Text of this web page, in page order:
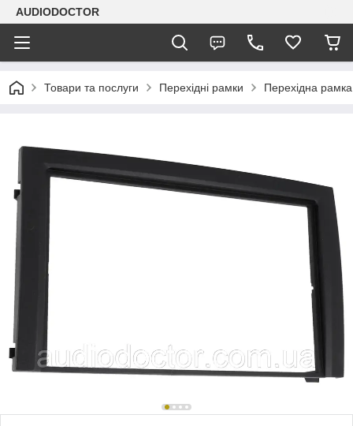
AUDIODOCTOR
Товари та послуги Перехідні рамки Перехідна